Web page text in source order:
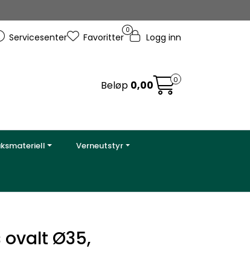
Servicesenter
0
Favoritter Logg inn
Beløp 0,00 0
Verneutstyr
ovalt Ø35,